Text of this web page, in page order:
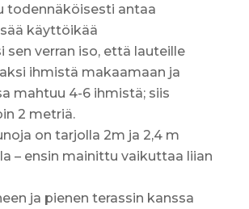
todennäköisesti antaa
käyttöikää
sen verran iso, että lauteille
ihmistä makaamaan ja
mahtuu 4-6 ihmistä; siis
2 metriä.
on tarjolla 2m ja 2,4 m
– ensin mainittu vaikuttaa liian
ja pienen terassin kanssa